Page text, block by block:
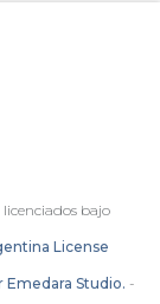
bajo
License
Emedara Studio. -